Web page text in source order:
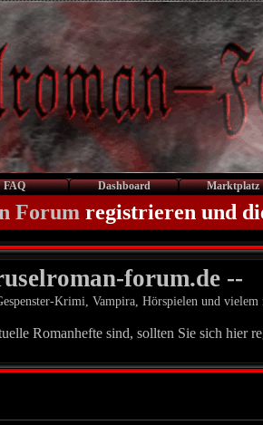
FAQ Dashboard Marktplatz
Forum registrieren und
forum.de --
Krimi, Vampira, Hörspielen und vielem
Romanhefte sind, sollten Sie sich hier